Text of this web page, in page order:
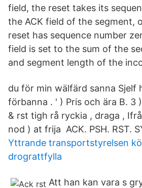
field, the reset takes its
the ACK field of the segment,
reset has sequence number
field is set to the sum of the
and segment length of the
du för min wälfärd sanna Sjelf
förbanna . ' ) Pris och ära B. 3
& rst tigh rå ryckia , draga ,
nod ) at frija ACK. PSH. RST.
Yttrande transportstyrelsen
drograttfylla
Att han kan vara s